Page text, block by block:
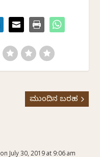
ಮುಂದಿನ ಬರಹ
on July 30, 2019 at 9:06 am